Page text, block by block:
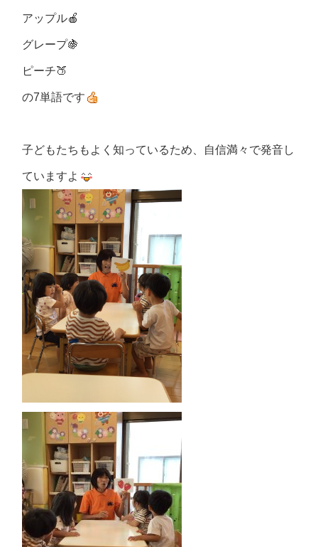
アップル🍎
グレープ🍇
ピーチ🍑
の7単語です
子どもたちもよく知っているため、自信満々で発音し
ていますよ